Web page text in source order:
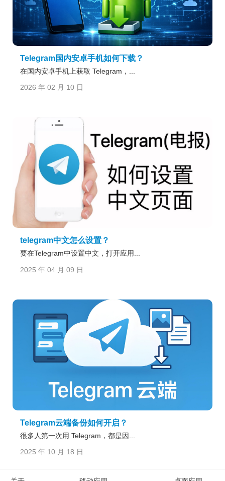
Telegram国内安卓手机如何下载？
在国内安卓手机上获取 Telegram，...
2026 年 02 月 10 日
telegram中文怎么设置？
要在Telegram中设置中文，打开应用...
2025 年 04 月 09 日
Telegram云端备份如何开启？
很多人第一次用 Telegram，都是因...
2025 年 10 月 18 日